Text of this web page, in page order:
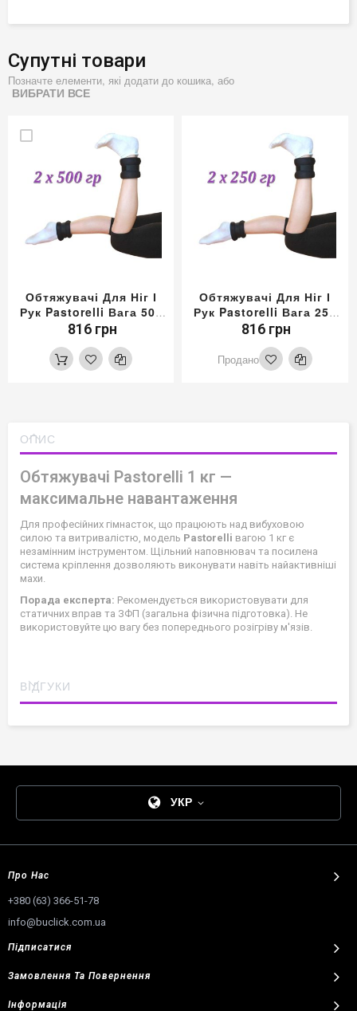
Супутні товари
Позначте елементи, які додати до кошика, або
ВИБРАТИ ВСЕ
Обтяжувачі Для Ніг І
Рук Pastorelli Вага 500
Гр
816 грн
Обтяжувачі Для Ніг І
Рук Pastorelli Вага 250
Гр
816 грн
Продано
ОПИС
Обтяжувачі Pastorelli 1 кг —
максимальне навантаження
Для професійних гімнасток, що працюють над вибуховою
силою та витривалістю, модель Pastorelli вагою 1 кг є
незамінним інструментом. Щільний наповнювач та посилена
система кріплення дозволяють виконувати навіть найактивніші
махи.
Порада експерта: Рекомендується використовувати для
статичних вправ та ЗФП (загальна фізична підготовка). Не
використовуйте цю вагу без попереднього розігріву м'язів.
ВІДГУКИ
УКР
Про Нас
+380 (63) 366-51-78
info@buclick.com.ua
Підписатися
Замовлення Та Повернення
Інформація